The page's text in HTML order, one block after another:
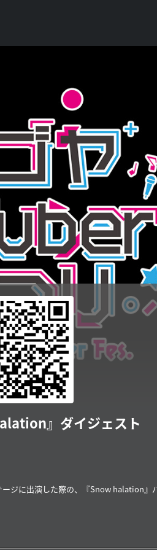
』ダイジェスト
ジに出演した際の、『Snow halation』